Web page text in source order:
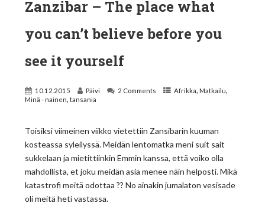
Zanzibar – The place what
you can’t believe before you
see it yourself
10.12.2015 Päivi 2 Comments Afrikka,Matkailu,
Minä - nainen,tansania
Toisiksi viimeinen viikko vietettiin Zansibarin kuuman
kosteassa syleilyssä. Meidän lentomatka meni suit sait
sukkelaan ja mietittiinkin Emmin kanssa, että voiko olla
mahdollista, et joku meidän asia menee näin helposti. Mikä
katastrofi meitä odottaa ?? No ainakin jumalaton vesisade
oli meitä heti vastassa.